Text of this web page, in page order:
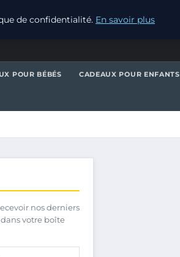
POUR BÉBÉS CADEAUX POUR ENFANTS
nos derniers
votre boîte
de confidentialité. En savoir plus